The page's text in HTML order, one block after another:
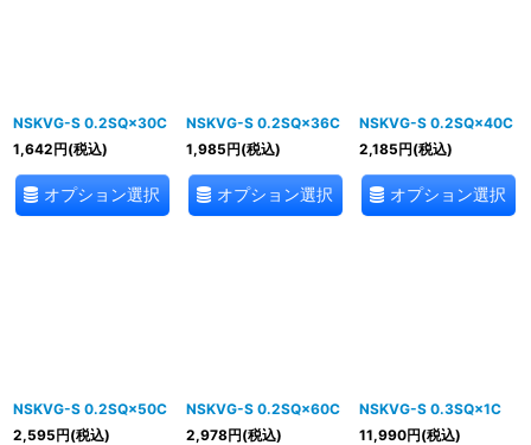
NSKVG-S 0.2SQ×30C
1,642円(税込)
オプション選択
NSKVG-S 0.2SQ×36C
1,985円(税込)
オプション選択
NSKVG-S 0.2SQ×40C
2,185円(税込)
オプション選択
NSKVG-S 0.2SQ×50C
2,595円(税込)
NSKVG-S 0.2SQ×60C
2,978円(税込)
NSKVG-S 0.3SQ×1C
11,990円(税込)